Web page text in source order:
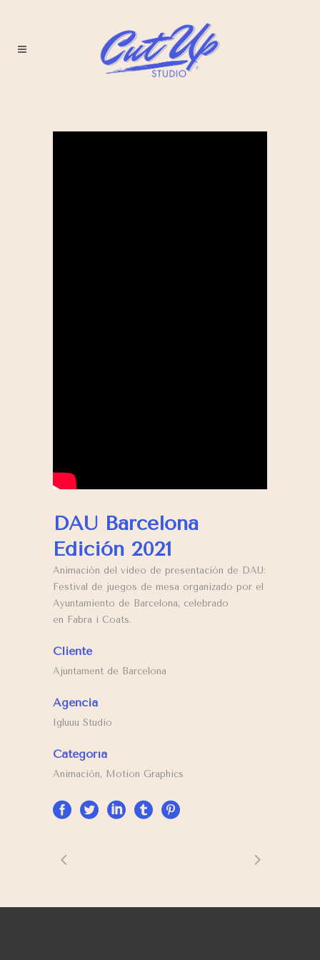
DAU Barcelona
Edición 2021
Animación del video de presentación de DAU:
Festival de juegos de mesa organizado por el
Ayuntamiento de Barcelona, celebrado
en Fabra i Coats.
Cliente
Ajuntament de Barcelona
Agencia
Igluuu Studio
Categoría
Animación, Motion Graphics